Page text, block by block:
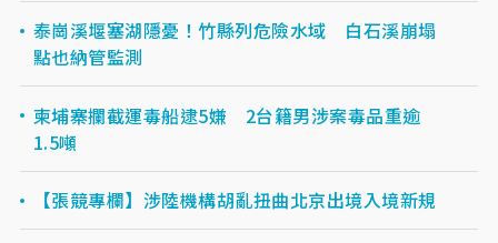
泰崗溪堰塞湖隱憂！竹縣列危險水域 白石溪崩塌
點也納管監測
柬埔寨攔截運毒船逮5嫌 2台籍男涉案毒品重逾
1.5噸
【張競專欄】涉陸機構胡亂扭曲北京出境入境新規